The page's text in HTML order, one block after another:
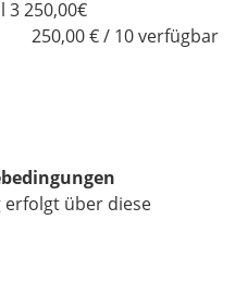
3 250,00€
250,00 € / 10 verfügbar
erfolgt über diese